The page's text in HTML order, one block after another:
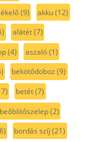
(9) akku(12)
alátét(7)
(4) aszaló(1)
bekötődoboz (9)
betét(7)
beőblítőszelep(2)
bordás szíj (21)